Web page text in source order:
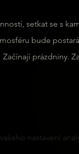
setkat se s
bude
Začínají prázdniny.
nastavení